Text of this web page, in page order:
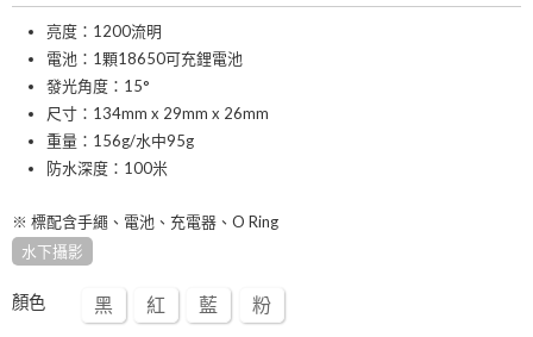
亮度：1200流明
電池：1顆18650可充鋰電池
發光角度：15°
尺寸：134mm x 29mm x 26mm
重量：156g/水中95g
防水深度：100米
※ 標配含手繩、電池、充電器、O Ring
水下攝影
顏色 黑 紅 藍 粉